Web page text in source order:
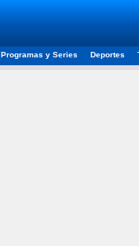
Programas y Series Deportes